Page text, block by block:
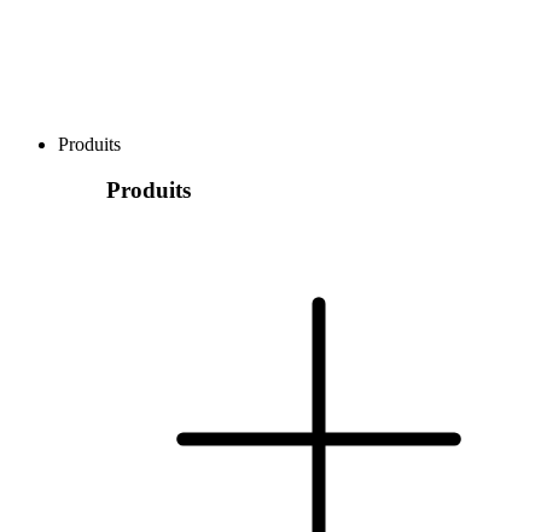
Produits
Produits